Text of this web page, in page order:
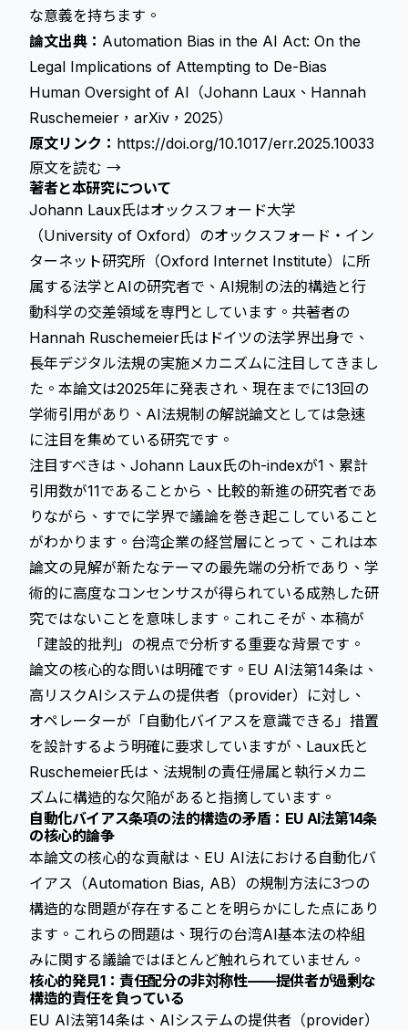
な意義を持ちます。
論文出典： Automation Bias in the AI Act: On the
Legal Implications of Attempting to De-Bias
Human Oversight of AI（Johann Laux、Hannah
Ruschemeier，arXiv，2025）
原文リンク： https://doi.org/10.1017/err.2025.10033
原文を読む →
著者と本研究について
Johann Laux氏はオックスフォード大学
（University of Oxford）のオックスフォード・イン
ターネット研究所（Oxford Internet Institute）に所
属する法学とAIの研究者で、AI規制の法的構造と行
動科学の交差領域を専門としています。共著者の
Hannah Ruschemeier氏はドイツの法学界出身で、
長年デジタル法規の実施メカニズムに注目してきまし
た。本論文は2025年に発表され、現在までに13回の
学術引用があり、AI法規制の解説論文としては急速
に注目を集めている研究です。
注目すべきは、Johann Laux氏のh-indexが1、累計
引用数が11であることから、比較的新進の研究者であ
りながら、すでに学界で議論を巻き起こしていること
がわかります。台湾企業の経営層にとって、これは本
論文の見解が新たなテーマの最先端の分析であり、学
術的に高度なコンセンサスが得られている成熟した研
究ではないことを意味します。これこそが、本稿が
「建設的批判」の視点で分析する重要な背景です。
論文の核心的な問いは明確です。EU AI法第14条は、
高リスクAIシステムの提供者（provider）に対し、
オペレーターが「自動化バイアスを意識できる」措置
を設計するよう明確に要求していますが、Laux氏と
Ruschemeier氏は、法規制の責任帰属と執行メカニ
ズムに構造的な欠陥があると指摘しています。
自動化バイアス条項の法的構造の矛盾：EU AI法第14条
の核心的論争
本論文の核心的な貢献は、EU AI法における自動化バ
イアス（Automation Bias, AB）の規制方法に3つの
構造的な問題が存在することを明らかにした点にあり
ます。これらの問題は、現行の台湾AI基本法の枠組
みに関する議論ではほとんど触れられていません。
核心的発見1：責任配分の非対称性——提供者が過剰な
構造的責任を負っている
EU AI法第14条は、AIシステムの提供者（provider）